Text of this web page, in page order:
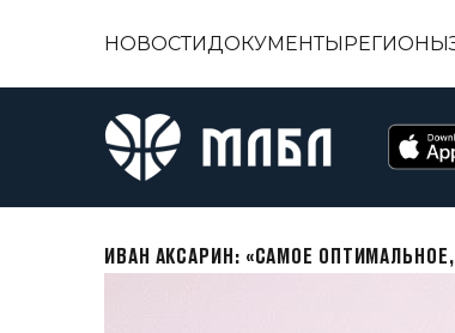
НОВОСТИДОКУМЕНТЫРЕГИОНЫ
ИВАН АКСАРИН: «САМОЕ